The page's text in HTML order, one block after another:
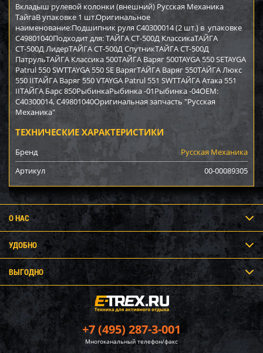
Вкладыш рулевой колонки (внешний) Русская Механика
ТайгаВ упаковке 1 шт.Оригинальное
наименование:Подшипник руля C40300014 (2 шт.) в упаковке
C49801040Подходит для: ТАЙГА СТ-500Д КлассикаТАЙГА
СТ-500Д ЛидерТАЙГА СТ-500Д СпутникТАЙГА СТ-500Д
ПатрульТАЙГА Классика 500ТАЙГА Варяг 500TAYGA 550 SETAYGA
Patrul 550 SWTТAYGA 550 SE ВарягТАЙГА Варяг 550ТАЙГА Люкс
550 IIТАЙГА Варяг 550 VTAYGA Patrul 551 SWTТАЙГА Атака 551
IIТАЙГА Барс 850РыбинкаРыбинка -01Рыбинка -04OEM:
C40300014, C49801040Оригинальная запчасть "Русская
Механика"
ТЕХНИЧЕСКИЕ ХАРАКТЕРИСТИКИ
Бренд
Русская Механика
Артикул
00-00089305
+7 (495) 287-3-001
Многоканальный телефон/факс
О НАС
УДОБНО
ВЫГОДНО